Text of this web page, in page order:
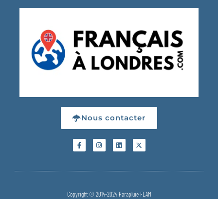
Nous contacter
Copyright © 2014-2024 Parapluie FLAM